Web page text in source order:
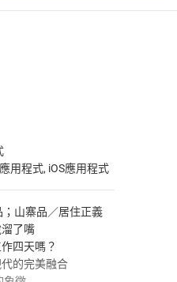
用程式, iOS應用程式
山寨品／居住正義
了嘴
四天嗎？
的完美融合